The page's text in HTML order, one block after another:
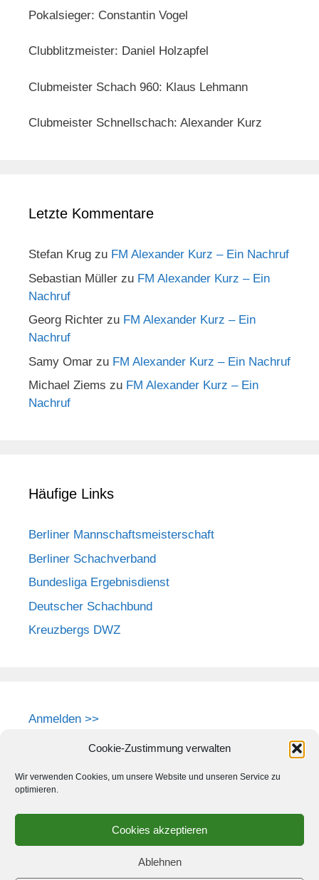
Cookie-Zustimmung verwalten
Wir verwenden Cookies, um unsere Website und unseren Service zu
optimieren.
Cookies akzeptieren
Ablehnen
Pokalsieger: Constantin Vogel
Clubblitzmeister: Daniel Holzapfel
Clubmeister Schach 960: Klaus Lehmann
Clubmeister Schnellschach: Alexander Kurz
Letzte Kommentare
Stefan Krug zu FM Alexander Kurz – Ein Nachruf
Sebastian Müller zu FM Alexander Kurz – Ein
Nachruf
Georg Richter zu FM Alexander Kurz – Ein
Nachruf
Samy Omar zu FM Alexander Kurz – Ein Nachruf
Michael Ziems zu FM Alexander Kurz – Ein
Nachruf
Häufige Links
Berliner Mannschaftsmeisterschaft
Berliner Schachverband
Bundesliga Ergebnisdienst
Deutscher Schachbund
Kreuzbergs DWZ
Anmelden >>